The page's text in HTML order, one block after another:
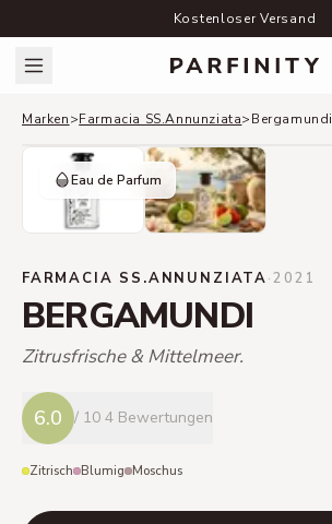
Kostenloser Versand
Marken>Farmacia SS.Annunziata>Bergamundi
Eau de Parfum
FARMACIA SS.ANNUNZIATA·2021
BERGAMUNDI
Zitrusfrische & Mittelmeer.
6.0 / 10 4 Bewertungen
Zitrisch Blumig Moschus